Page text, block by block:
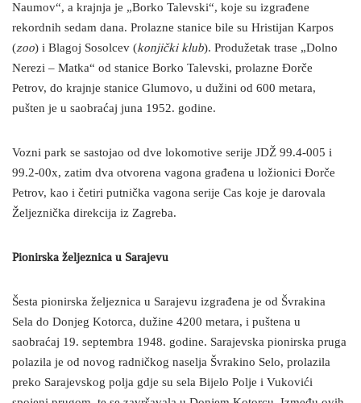
Naumov“, a krajnja je „Borko Talevski“, koje su izgrađene
rekordnih sedam dana. Prolazne stanice bile su Hristijan Karpos
(zoo) i Blagoj Sosolcev (konjički klub). Produžetak trase „Dolno
Nerezi – Matka“ od stanice Borko Talevski, prolazne Đorče
Petrov, do krajnje stanice Glumovo, u dužini od 600 metara,
pušten je u saobraćaj juna 1952. godine.
Vozni park se sastojao od dve lokomotive serije JDŽ 99.4-005 i
99.2-00x, zatim dva otvorena vagona građena u ložionici Đorče
Petrov, kao i četiri putnička vagona serije Cas koje je darovala
Željeznička direkcija iz Zagreba.
Pionirska željeznica u Sarajevu
Šesta pionirska željeznica u Sarajevu izgrađena je od Švrakina
Sela do Donjeg Kotorca, dužine 4200 metara, i puštena u
saobraćaj 19. septembra 1948. godine. Sarajevska pionirska pruga
polazila je od novog radničkog naselja Švrakino Selo, prolazila
preko Sarajevskog polja gdje su sela Bijelo Polje i Vukovići